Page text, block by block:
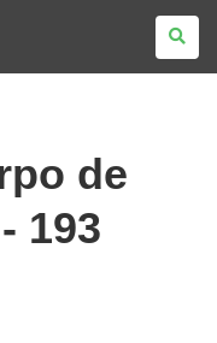
de
193